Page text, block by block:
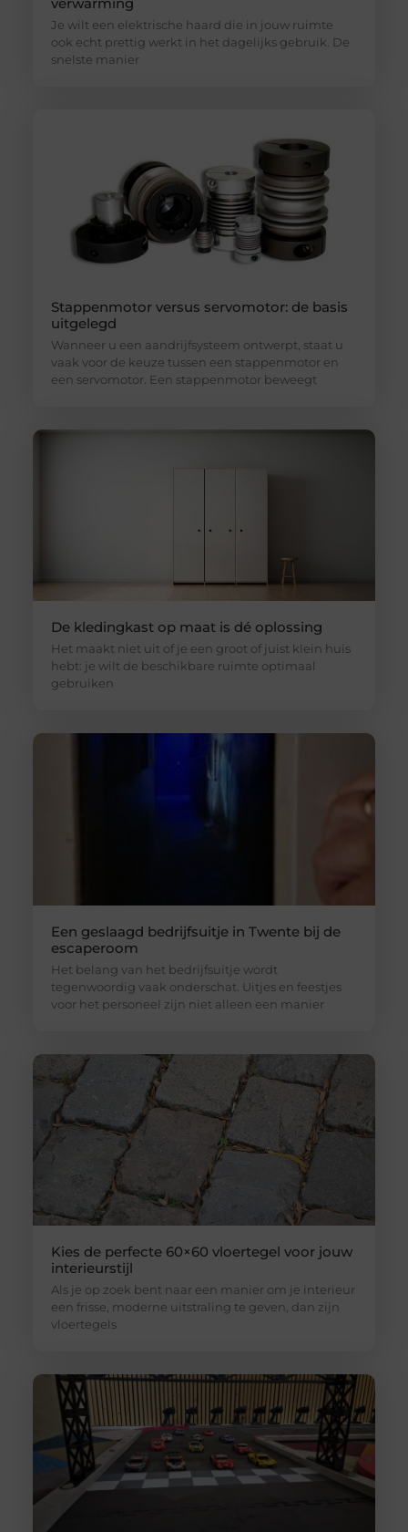
Je wilt een elektrische haard die in jouw ruimte
ook echt prettig werkt in het dagelijks gebruik. De
snelste manier
Stappenmotor versus servomotor: de basis
uitgelegd
Wanneer u een aandrijfsysteem ontwerpt, staat u
vaak voor de keuze tussen een stappenmotor en
een servomotor. Een stappenmotor beweegt
De kledingkast op maat is dé oplossing
Het maakt niet uit of je een groot of juist klein huis
hebt: je wilt de beschikbare ruimte optimaal
gebruiken
Een geslaagd bedrijfsuitje in Twente bij de
escaperoom
Het belang van het bedrijfsuitje wordt
tegenwoordig vaak onderschat. Uitjes en feestjes
voor het personeel zijn niet alleen een manier
Kies de perfecte 60×60 vloertegel voor jouw
interieurstijl
Als je op zoek bent naar een manier om je interieur
een frisse, moderne uitstraling te geven, dan zijn
vloertegels